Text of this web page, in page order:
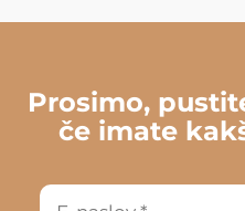
Prosimo,
če imate